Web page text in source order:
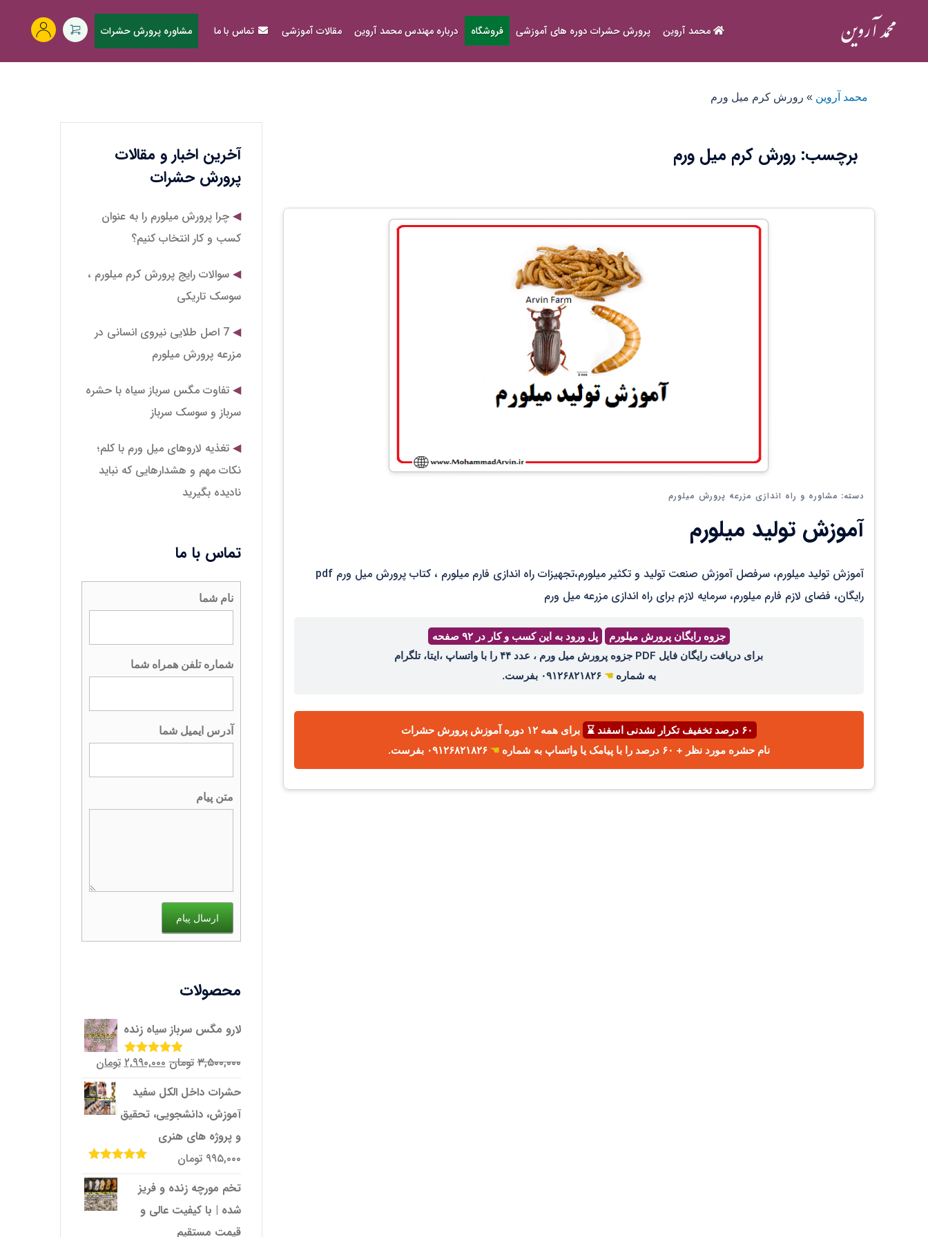
محمد آروین پرورش حشرات دوره های آموزشی فروشگاه درباره مهندس محمد آروین مقالات آموزشی تماس با ما مشاوره پرورش حشرات
محمد آروین » رورش کرم میل ورم
برچسب: رورش کرم میل ورم
دسته: مشاوره و راه اندازی مزرعه پرورش میلورم
آموزش تولید میلورم
آموزش تولید میلورم، سرفصل آموزش صنعت تولید و تکثیر میلورم،تجهیزات راه اندازی فارم میلورم ، کتاب پرورش میل ورم pdf
رایگان، فضای لازم فارم میلورم، سرمایه لازم برای راه اندازی مزرعه میل ورم
جزوه رایگان پرورش میلورم
پل ورود به این کسب و کار در ۹۲ صفحه
برای دریافت رایگان فایل PDF جزوه پرورش میل ورم ، عدد ۴۴ را با واتساپ ،ایتا، تلگرام
به شماره☚ ۰۹۱۲۶۸۲۱۸۲۶ بفرست.
۶۰ درصد تخفیف تکرار نشدنی اسفند ⌛
برای همه ۱۲ دوره آموزش پرورش حشرات
نام حشره مورد نظر + ۶۰ درصد را با پیامک یا واتساپ به شماره
☚ ۰۹۱۲۶۸۲۱۸۲۶ بفرست.
آخرین اخبار و مقالات
پرورش حشرات
چرا پرورش میلورم را به عنوان
کسب و کار انتخاب کنیم؟
سوالات رایج پرورش کرم میلورم ،
سوسک تاریکی
7 اصل طلایی نیروی انسانی در
مزرعه پرورش میلورم
تفاوت مگس سرباز سیاه با حشره
سرباز و سوسک سرباز
تغذیه لاروهای میل‌ ورم با کلم؛
نکات مهم و هشدارهایی که نباید
نادیده بگیرید
تماس با ما
نام شما
شماره تلفن همراه شما
آدرس ایمیل شما
متن پیام
ارسال پیام
محصولات
لارو مگس سرباز سیاه زنده
امتیاز5.00از
۳,۵۰۰,۰۰۰ تومانقیمت
اصلی
۳,۵۰۰,۰۰۰تومان
۲,۹۹۰,۰۰۰ تومان
فعلی
حشرات داخل الکل سفید
آموزش، دانشجویی، تحقیق
و پروژه‌ های هنری
۹۹۵,۰۰۰ تومان
تخم مورچه زنده و فریز
شده | با کیفیت عالی و
قیمت مستقیم